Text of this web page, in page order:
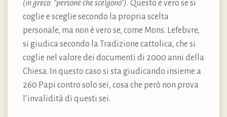
(in greco: “persone che scelgono”). Questo è vero se si
coglie e sceglie secondo la propria scelta
personale, ma non è vero se, come Mons. Lefebvre,
si giudica secondo la Tradizione cattolica, che si
coglie nel valore dei documenti di 2000 anni della
Chiesa. In questo caso si sta giudicando insieme a
260 Papi contro solo sei, cosa che però non prova
l’invalidità di questi sei.